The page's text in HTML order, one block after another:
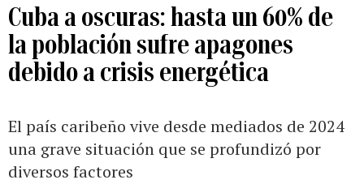
Cuba a oscuras: hasta un 60% de
la población sufre apagones
debido a crisis energética
El país caribeño vive desde mediados de 2024
una grave situación que se profundizó por
diversos factores